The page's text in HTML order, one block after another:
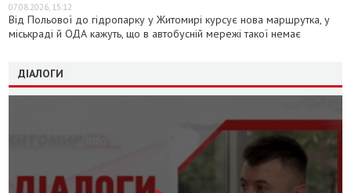
07.08.2026, 15:12
Від Польової до гідропарку у Житомирі курсує нова маршрутка, у
міськраді й ОДА кажуть, що в автобусній мережі такої немає
ДІАЛОГИ